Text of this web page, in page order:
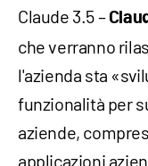
Claude 3.5 –
che verranno
l'azienda sta
funzionalità per
aziende,
applicazioni